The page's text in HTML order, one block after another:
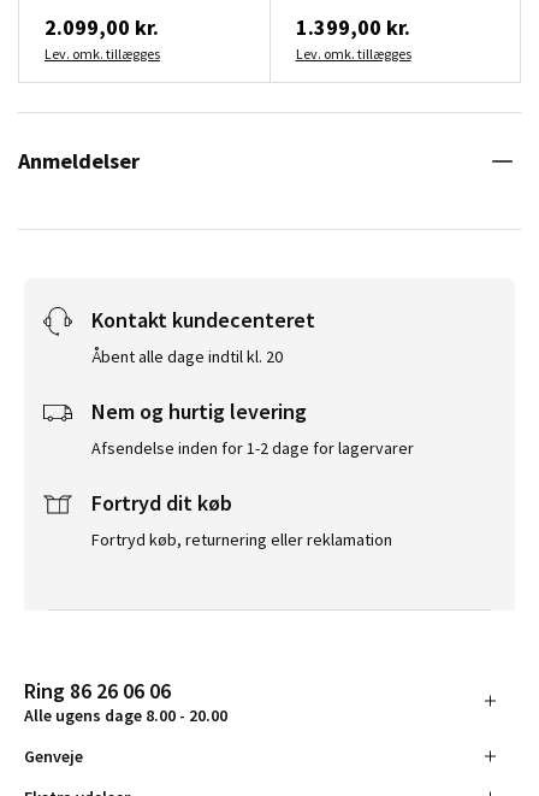
2.099,00 kr.
Lev. omk. tillægges
1.399,00 kr.
Lev. omk. tillægges
Anmeldelser
Kontakt kundecenteret
Åbent alle dage indtil kl. 20
Nem og hurtig levering
Afsendelse inden for 1-2 dage for lagervarer
Fortryd dit køb
Fortryd køb, returnering eller reklamation
Ring 86 26 06 06
Alle ugens dage 8.00 - 20.00
Genveje